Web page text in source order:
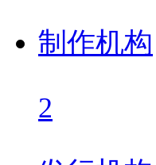
制作机构
2